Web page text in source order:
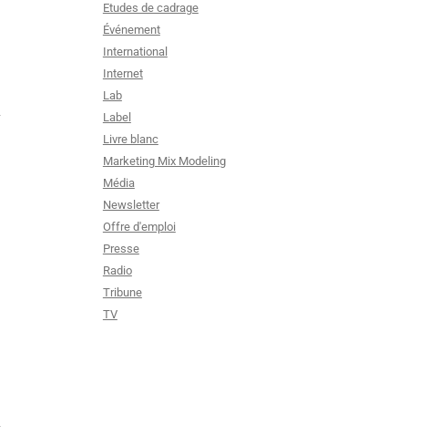
Etudes de cadrage
Événement
International
Internet
Lab
Label
Livre blanc
Marketing Mix Modeling
Média
Newsletter
Offre d'emploi
Presse
Radio
Tribune
TV